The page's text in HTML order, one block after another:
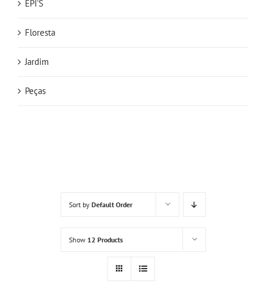
Sort by Default Order
Show 12 Products
EPI'S
Floresta
Jardim
Peças